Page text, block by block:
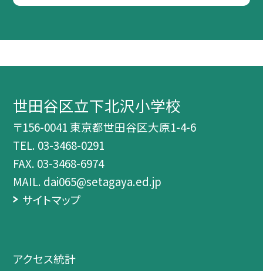
世田谷区立下北沢小学校
〒156-0041 東京都世田谷区大原1-4-6
TEL. 03-3468-0291
FAX. 03-3468-6974
MAIL. dai065@setagaya.ed.jp
サイトマップ
アクセス統計